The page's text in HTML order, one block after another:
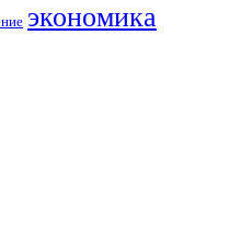
экономика